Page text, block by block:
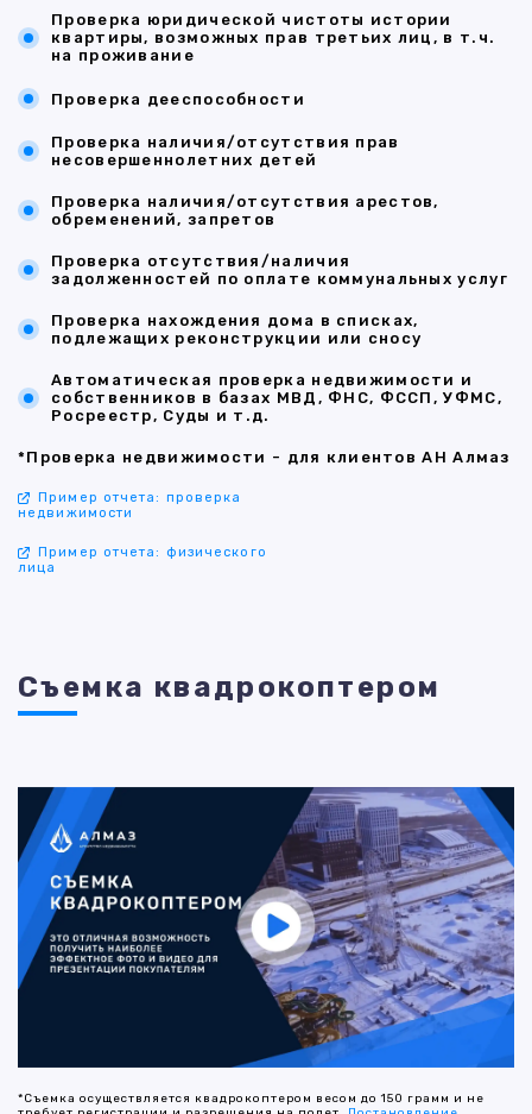
Проверка юридической чистоты истории
квартиры, возможных прав третьих лиц, в т.ч.
на проживание
Проверка дееспособности
Проверка наличия/отсутствия прав
несовершеннолетних детей
Проверка наличия/отсутствия арестов,
обременений, запретов
Проверка отсутствия/наличия
задолженностей по оплате коммунальных услуг
Проверка нахождения дома в списках,
подлежащих реконструкции или сносу
Автоматическая проверка недвижимости и
собственников в базах МВД, ФНС, ФССП, УФМС,
Росреестр, Суды и т.д.
*Проверка недвижимости - для клиентов АН Алмаз
Пример отчета: проверка
недвижимости
Пример отчета: физического
лица
Съемка квадрокоптером
*Съемка осуществляется квадрокоптером весом до 150 грамм и не